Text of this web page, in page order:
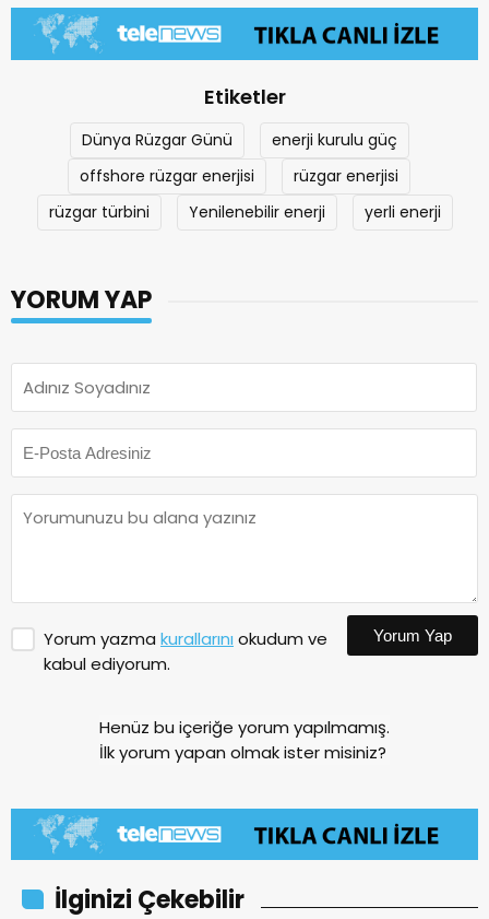
Etiketler
Dünya Rüzgar Günü
enerji kurulu güç
offshore rüzgar enerjisi
rüzgar enerjisi
rüzgar türbini
Yenilenebilir enerji yerli enerji
YORUM YAP
Yorum yazma kurallarını okudum ve
kabul ediyorum.
Yorum Yap
Henüz bu içeriğe yorum yapılmamış.
İlk yorum yapan olmak ister misiniz?
İlginizi Çekebilir